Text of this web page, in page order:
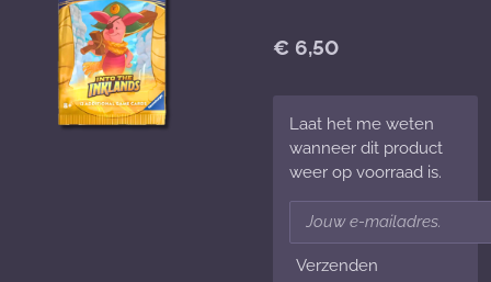
€ 6,50
Laat het me weten
wanneer dit product
weer op voorraad is.
Verzenden